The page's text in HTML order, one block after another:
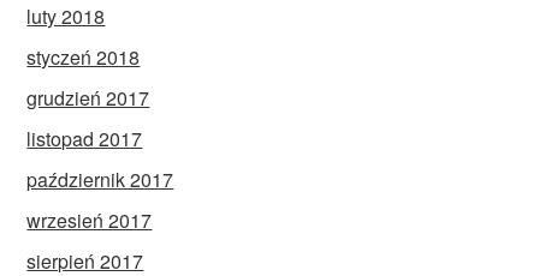
luty 2018
styczeń 2018
grudzień 2017
listopad 2017
październik 2017
wrzesień 2017
sierpień 2017